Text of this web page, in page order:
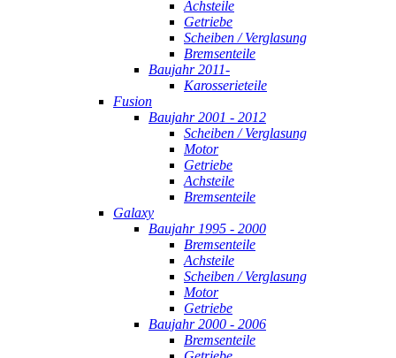
Achsteile
Getriebe
Scheiben / Verglasung
Bremsenteile
Baujahr 2011-
Karosserieteile
Fusion
Baujahr 2001 - 2012
Scheiben / Verglasung
Motor
Getriebe
Achsteile
Bremsenteile
Galaxy
Baujahr 1995 - 2000
Bremsenteile
Achsteile
Scheiben / Verglasung
Motor
Getriebe
Baujahr 2000 - 2006
Bremsenteile